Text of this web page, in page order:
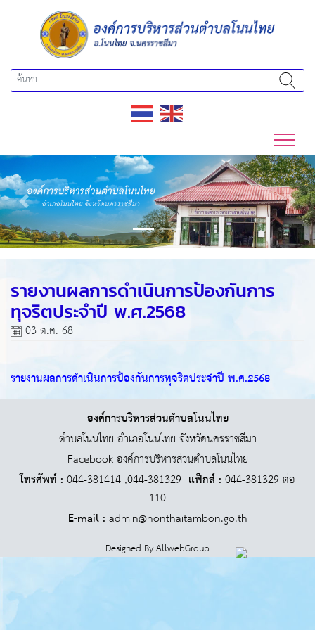
Previous Next
รายงานผลการดำเนินการป้องกันการ
ทุจริตประจำปี พ.ศ.2568
03 ต.ค. 68
รายงานผลการดำเนินการป้องกันการทุจริตประจำปี พ.ศ.2568
องค์การบริหารส่วนตำบลโนนไทย
ตำบลโนนไทย อำเภอโนนไทย จังหวัดนครราชสีมา
Facebook องค์การบริหารส่วนตำบลโนนไทย
โทรศัพท์ : 044-381414 ,044-381329 แฟ็กส์ : 044-381329 ต่อ
110
E-mail : admin@nonthaitambon.go.th
Designed ByAllwebGroup